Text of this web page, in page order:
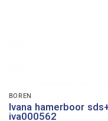
BOREN
Ivana hamerboor
iva000562